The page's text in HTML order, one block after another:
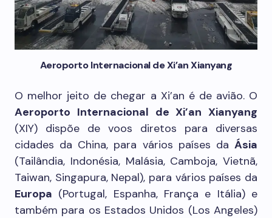
Aeroporto Internacional de Xi’an Xianyang
O melhor jeito de chegar a Xi’an é de avião. O
Aeroporto Internacional de Xi’an Xianyang
(XIY) dispõe de voos diretos para diversas
cidades da China, para vários países da Ásia
(Tailândia, Indonésia, Malásia, Camboja, Vietnã,
Taiwan, Singapura, Nepal), para vários países da
Europa (Portugal, Espanha, França e Itália) e
também para os Estados Unidos (Los Angeles)